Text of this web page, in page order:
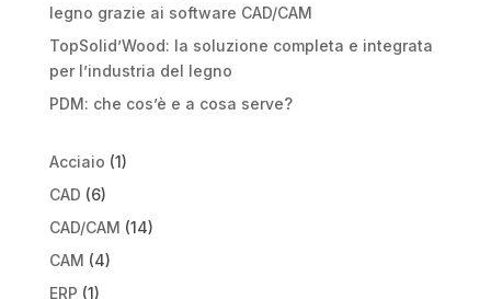
legno grazie ai software CAD/CAM
TopSolid’Wood: la soluzione completa e integrata
per l’industria del legno
PDM: che cos’è e a cosa serve?
Acciaio (1)
CAD (6)
CAD/CAM (14)
CAM (4)
ERP (1)